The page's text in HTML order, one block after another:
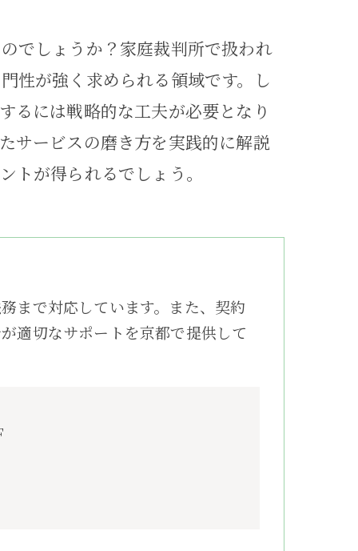
でしょうか？家庭裁判所で扱われ
性が強く求められる領域です。し
るには戦略的な工夫が必要となり
サービスの磨き方を実践的に解説
が得られるでしょう。
まで対応しています。また、契約
適切なサポートを京都で提供して